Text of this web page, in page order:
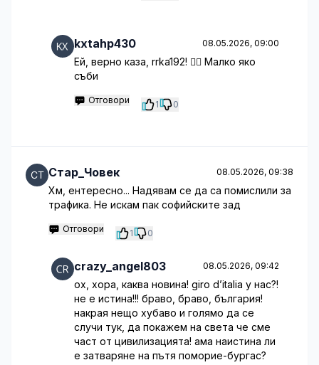
kxtahp430 08.05.2026, 09:00
Ей, верно каза, rrka192! 🤦‍♀️ Малко яко
съби
Отговори 1 0
Стар_Човек 08.05.2026, 09:38
Хм, ентересно... Надявам се да са помислили за
трафика. Не искам пак софийските зад
Отговори 1 0
crazy_angel803 08.05.2026, 09:42
ох, хора, каква новина! giro d’italia у нас?!
не е истина!!! браво, браво, българия!
накрая нещо хубаво и голямо да се
случи тук, да покажем на света че сме
част от цивилизацията! ама наистина ли
е затваряне на пътя поморие-бургас?